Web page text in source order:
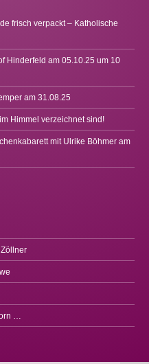
frisch verpackt – Katholische
Hinderfeld am 05.10.25 um 10
am 31.08.25
Himmel verzeichnet sind!
mit Ulrike Böhmer am
…